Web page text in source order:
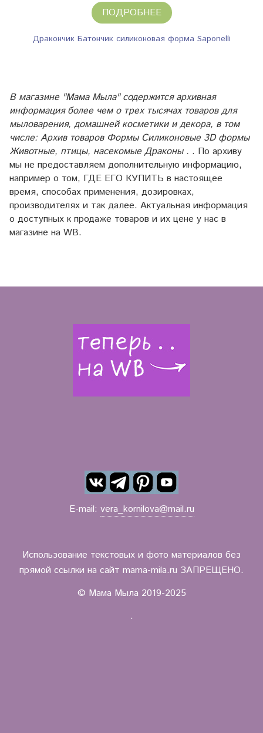
ПОДРОБНЕЕ
Дракончик Батончик силиконовая форма Saponelli
В магазине "Мама Мыла" содержится архивная
информация более чем о трех тысячах товаров для
мыловарения, домашней косметики и декора, в том
числе: Архив товаров Формы Силиконовые 3D формы
Животные, птицы, насекомые Драконы . . По архиву
мы не предоставляем дополнительную информацию,
например о том, ГДЕ ЕГО КУПИТЬ в настоящее
время, способах применения, дозировках,
производителях и так далее. Актуальная информация
о доступных к продаже товаров и их цене у нас в
магазине на WB.
E-mail: vera_kornilova@mail.ru
Использование текстовых и фото материалов без
прямой ссылки на сайт mama-mila.ru ЗАПРЕЩЕНО.
© Мама Мыла 2019-2025
.